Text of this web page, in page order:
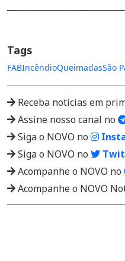
Tags
FABIncêndioQueimadasSão
Receba notícias em
Assine nosso canal no
Siga o NOVO no
Siga o NOVO no
Acompanhe o NOVO no
Acompanhe o NOVO